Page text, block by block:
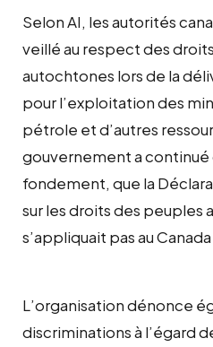
Selon AI, les autorités
veillé au respect des
autochtones lors de la
pour l’exploitation des
pétrole et d’autres
gouvernement a continué
fondement, que la
sur les droits des peuples
s’appliquait pas au Canada
L’organisation dénonce
discriminations à l’égard